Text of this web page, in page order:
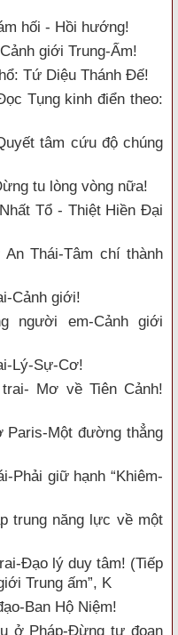
hối - Hồi hướng!
giới Trung-Ấm!
Tứ Diệu Thánh Đế!
Tụng kinh điển theo:
tâm cứu độ chúng
tu lòng vòng nữa!
Tổ - Thiệt Hiền Đại
Thái-Tâm chí thành
Cảnh giới!
người em-Cảnh giới
Lý-Sự-Cơ!
Mơ về Tiên Cảnh!
Paris-Một đường thẳng
Phải giữ hạnh “Khiêm-
trung năng lực về một
Đạo lý duy tâm! (Tiếp
Trung ấm”, K
Ban Hộ Niệm!
ở Pháp-Đừng tự đoạn